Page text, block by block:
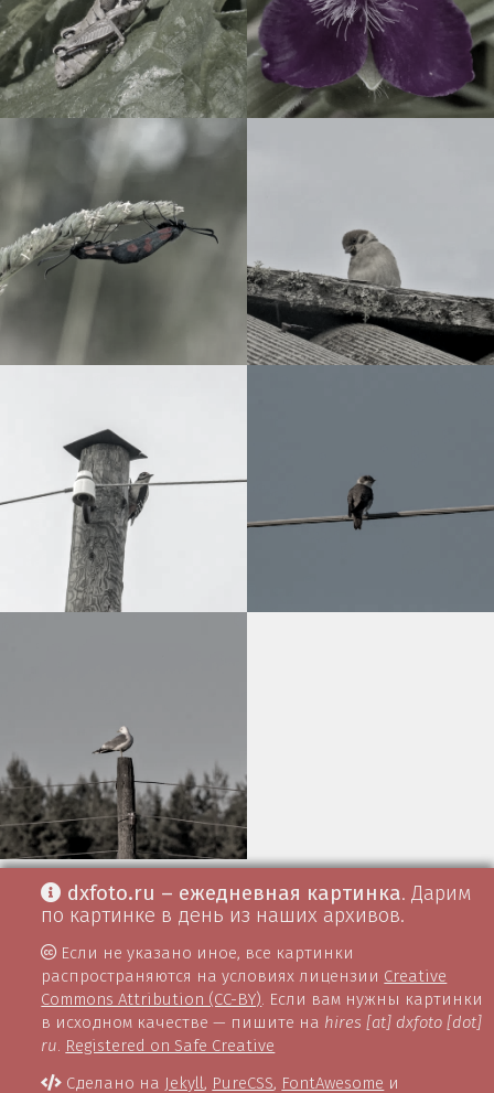
dxfoto.ru – ежедневная картинка. Дарим
по картинке в день из наших архивов.
Если не указано иное, все картинки
распространяются на условиях лицензии Creative
Commons Attribution (CC-BY). Если вам нужны картинки
в исходном качестве — пишите на hires [at] dxfoto [dot]
ru. Registered on Safe Creative
Сделано на Jekyll, PureCSS, FontAwesome и